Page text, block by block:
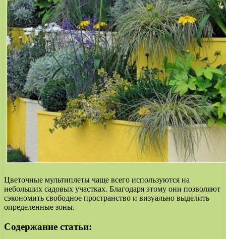
Цветочные мультиплеты чаще всего используются на
небольших садовых участках. Благодаря этому они позволяют
сэкономить свободное пространство и визуально выделить
определенные зоны.
Содержание статьи: